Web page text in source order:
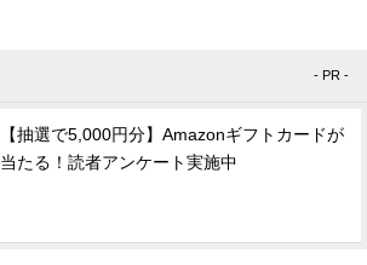
- PR -
【抽選で5,000円分】Amazonギフトカードが
当たる！読者アンケート実施中